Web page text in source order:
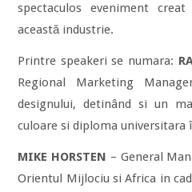
spectaculos eveniment
această industrie.
Printre speakeri se numara:
Regional Marketing
designului, detinând si un
culoare si diploma universitara
MIKE HORSTEN – General
Orientul Mijlociu si Africa in